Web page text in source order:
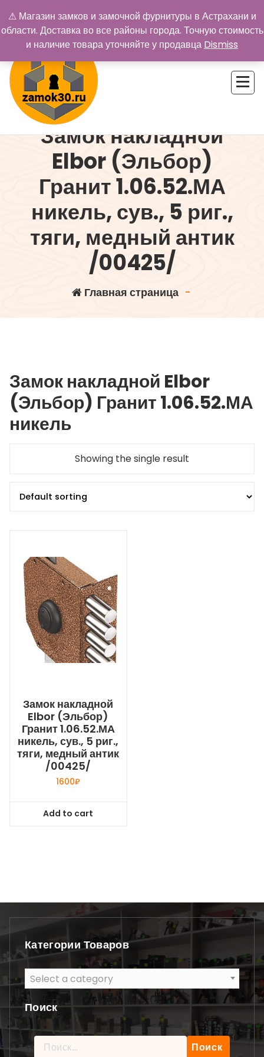
содержимому
Замок накладной
Elbor (Эльбор)
Гранит 1.06.52.МА
никель, сув., 5 риг.,
тяги, медный антик
/00425/
Главная страница-
Замок накладной Elbor
(Эльбор) Гранит 1.06.52.МА
никель
Showing the single result
Замок накладной
Elbor (Эльбор)
Гранит 1.06.52.МА
никель, сув., 5 риг.,
тяги, медный антик
/00425/
1600₽
Add to cart
Категории Товаров
Select a category
Поиск
Найти:
⚠ Магазин замков и замочной фурнитуры в Астрахани и
области. Доставка во все районы города. Точную стоимость
и наличие товара уточняйте у продавца Dismiss